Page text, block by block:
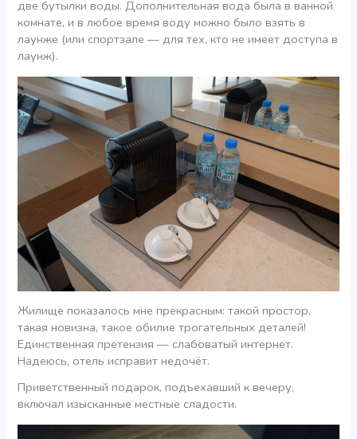
две бутылки воды. Дополнительная вода была в ванной
комнате, и в любое время воду можно было взять в
лаунже (или спортзале — для тех, кто не имеет доступа в
лаунж).
Жилище показалось мне прекрасным: такой простор,
такая новизна, такое обилие трогательных деталей!
Единственная претензия — слабоватый интернет.
Надеюсь, отель исправит недочёт.
Приветственный подарок, подъехавший к вечеру,
включал изысканные местные сладости.